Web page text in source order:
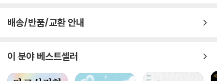
다. 아무리 작은 일이라도 하지 않는 것보다는 나으므로, 몸에 밴 편안함을
내려놓고 ‘저마다의 지구 사랑법으로 행동하고 서로를 보완하면서 같은 방
멜로디가 만들어질지 모른다.
조금 불편해도, 지금보다 나은 사람이 되고 싶어서.
배송/반품/교환 안내
이 분야 베스트셀러